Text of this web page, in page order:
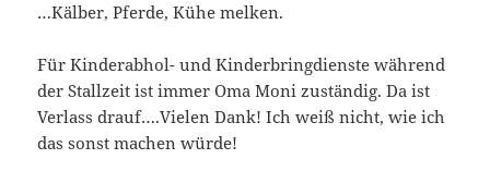
…Kälber, Pferde, Kühe melken.
Für Kinderabhol- und Kinderbringdienste während
der Stallzeit ist immer Oma Moni zuständig. Da ist
Verlass drauf….Vielen Dank! Ich weiß nicht, wie ich
das sonst machen würde!